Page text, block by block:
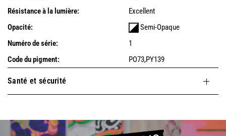
Résistance à la lumière:
Excellent
Opacité:
Semi-Opaque
Numéro de série:
1
Code du pigment:
PO73,PY139
Santé et sécurité